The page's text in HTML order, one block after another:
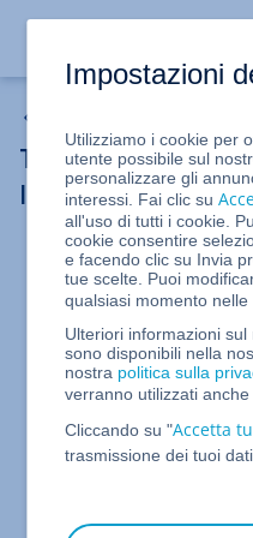
Trasferire
IONOS
Valido per
In questo articolo ti
un'installazione
IONOS.
Diverse opzioni
Le due modalità più
Trsferimento
Impostazioni
Utilizziamo i cookie per
utente possibile sul
personalizzare gli
interessi. Fai clic su
all'uso di tutti i cookie.
cookie consentire
e facendo clic su Invia
tue scelte. Puoi
qualsiasi momento nelle
Ulteriori informazioni
sono disponibili nella
nostra politica sulla
verranno utilizzati
Cliccando su "Accetta
trasmissione dei tuoi